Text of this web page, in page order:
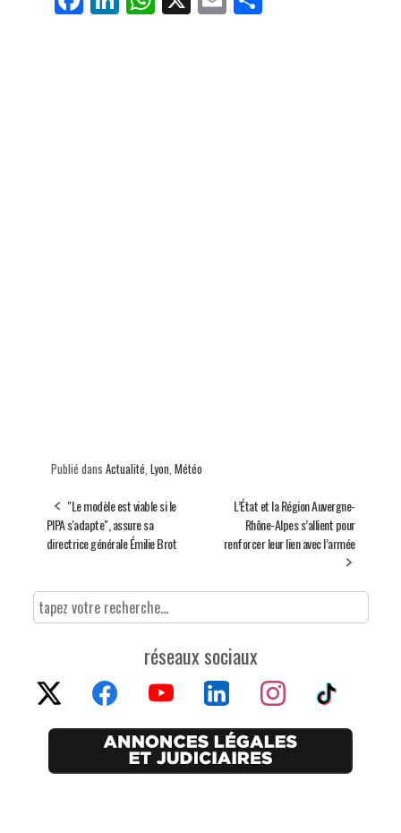
ce nk ha m
Publié dans Actualité, Lyon, Météo
"Le modèle est viable si le
PIPA s'adapte", assure sa
directrice générale Émilie Brot
L’État et la Région Auvergne-
Rhône-Alpes s’allient pour
renforcer leur lien avec l’armée
réseaux sociaux